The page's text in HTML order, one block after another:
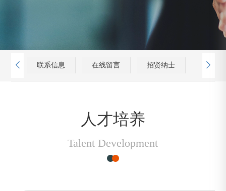
联系信息 在线留言 招贤纳士
 
人才培养
Talent Development